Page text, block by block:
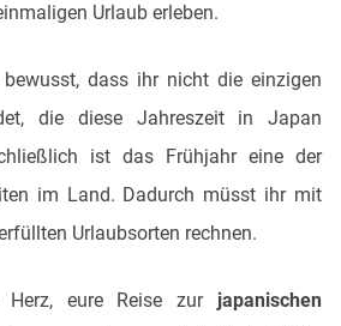
Urlaub erleben.
dass ihr nicht die einzigen
die diese Jahreszeit in Japan
ist das Frühjahr eine der
im Land. Dadurch müsst ihr mit
Urlaubsorten rechnen.
eure Reise zur japanischen